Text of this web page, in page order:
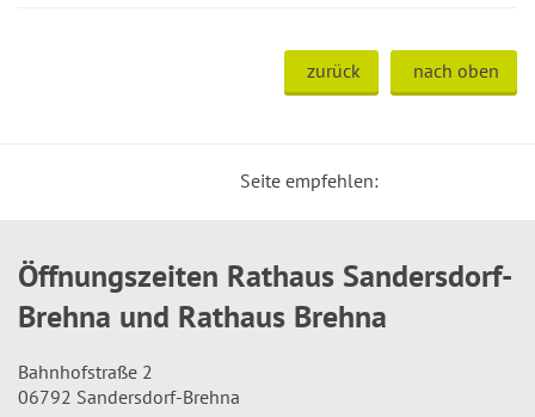
zurück nach oben
Seite empfehlen:
Öffnungszeiten Rathaus Sandersdorf-
Brehna und Rathaus Brehna
Bahnhofstraße 2
06792 Sandersdorf-Brehna